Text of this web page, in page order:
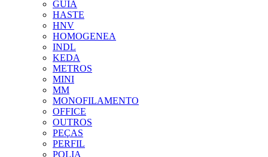
GUIA
HASTE
HNV
HOMOGENEA
INDL
KEDA
METROS
MINI
MM
MONOFILAMENTO
OFFICE
OUTROS
PEÇAS
PERFIL
POLIA